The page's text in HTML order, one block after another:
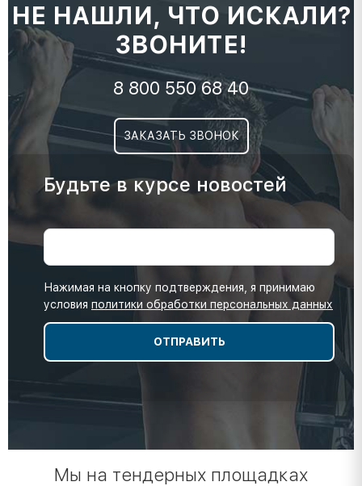
НЕ НАШЛИ, ЧТО ИСКАЛИ?
ЗВОНИТЕ!
8 800 550 68 40
ЗАКАЗАТЬ ЗВОНОК
Будьте в курсе новостей
Нажимая на кнопку подтверждения, я принимаю
условия политики обработки персональных данных
Мы на тендерных площадках